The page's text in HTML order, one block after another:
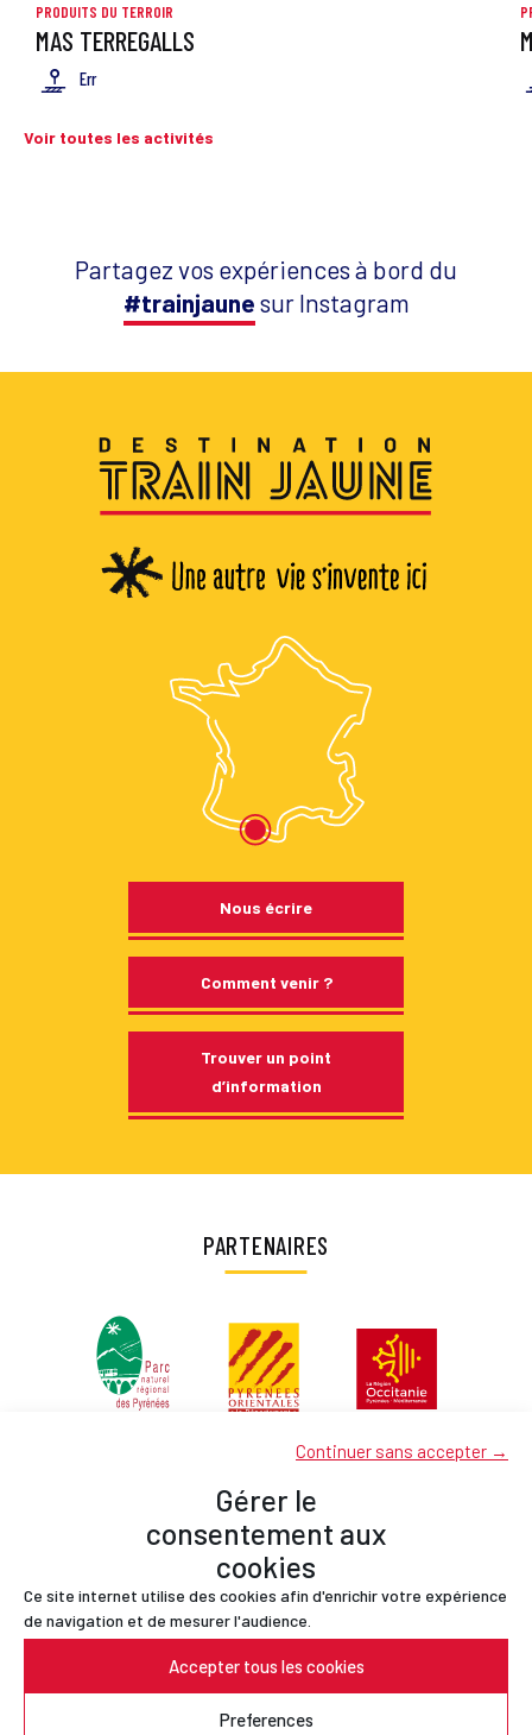
Gérer le
consentement aux
cookies
Ce site internet utilise des cookies afin d'enrichir votre expérience
de navigation et de mesurer l'audience.
Accepter tous les cookies
Continuer sans accepter →
Preferences
PRODUITS DU TERROIR
MAS TERREGALLS
Err
Voir toutes les activités
Partagez vos expériences à bord du
#trainjaune sur Instagram
Nous écrire
Comment venir ?
Trouver un point
d’information
PARTENAIRES
Partenaires
Contact
Mentions légales
Politique de confidentialité